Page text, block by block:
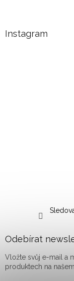
Instagram
Odebírat
Vložte svůj e-mail a
produktech na